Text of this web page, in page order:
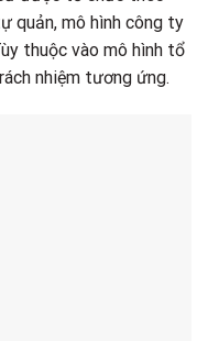
quản, mô hình công ty
thuộc vào mô hình tổ
nhiệm tương ứng.